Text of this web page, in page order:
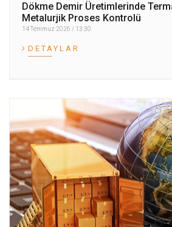
Dökme Demir Üretimlerinde
Metalurjik Proses Kontrolü
14 Temmuz 2026 / 13:30
DETAYLAR